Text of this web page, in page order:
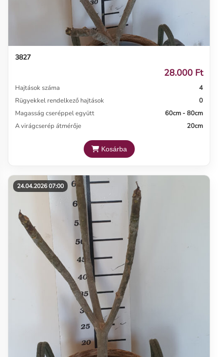
3827
28.000 Ft
Hajtások száma
4
Rügyekkel rendelkező hajtások
0
Magasság cseréppel együtt
60cm - 80cm
A virágcserép átmérője
20cm
Kosárba
24.04.2026 07:00